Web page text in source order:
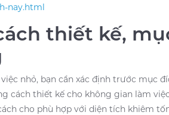
nay.html
thiết kế,
nhỏ, bạn cần xác định trước mục
cách thiết kế cho không gian làm
cho phù hợp với diện tích khiêm